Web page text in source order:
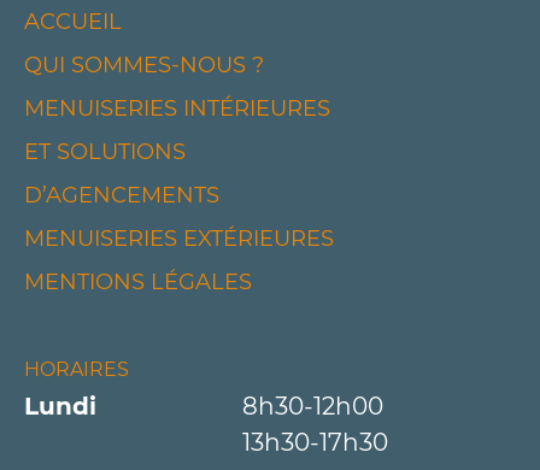
ACCUEIL
QUI SOMMES-NOUS ?
MENUISERIES INTÉRIEURES
ET SOLUTIONS
D’AGENCEMENTS
MENUISERIES EXTÉRIEURES
MENTIONS LÉGALES
HORAIRES
Lundi
8h30-12h00
13h30-17h30